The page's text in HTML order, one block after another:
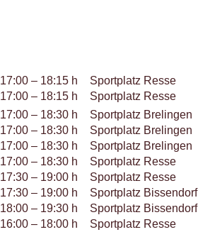
17:00 – 18:15 h
Sportplatz Resse
17:00 – 18:15 h
Sportplatz Resse
17:00 – 18:30 h
Sportplatz Brelingen
17:00 – 18:30 h
Sportplatz Brelingen
17:00 – 18:30 h
Sportplatz Brelingen
17:00 – 18:30 h
Sportplatz Resse
17:30 – 19:00 h
Sportplatz Resse
17:30 – 19:00 h
Sportplatz Bissendorf
18:00 – 19:30 h
Sportplatz Bissendorf
16:00 – 18:00 h
Sportplatz Resse